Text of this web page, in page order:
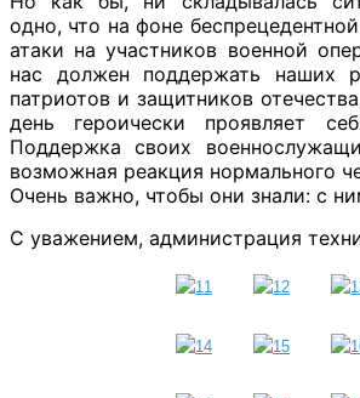
одно, что на фоне
атаки на участников военной
нас должен поддержать наших
патриотов и защитников
день героически проявляет
Поддержка своих
возможная реакция нормального
Очень важно, чтобы они знали: с
С уважением, администрация